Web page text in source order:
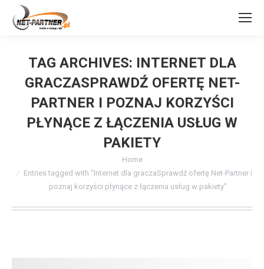
TAG ARCHIVES: INTERNET DLA
GRACZASPRAWDŹ OFERTĘ NET-
PARTNER I POZNAJ KORZYŚCI
PŁYNĄCE Z ŁĄCZENIA USŁUG W
PAKIETY
Home
Entries tagged with "Internet dla graczaSprawdź ofertę Net-Partner i
poznaj korzyści płynące z łączenia usług w pakiety"